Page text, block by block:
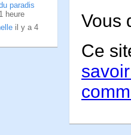
paradis
heure
il y a 4
Vous
Ce